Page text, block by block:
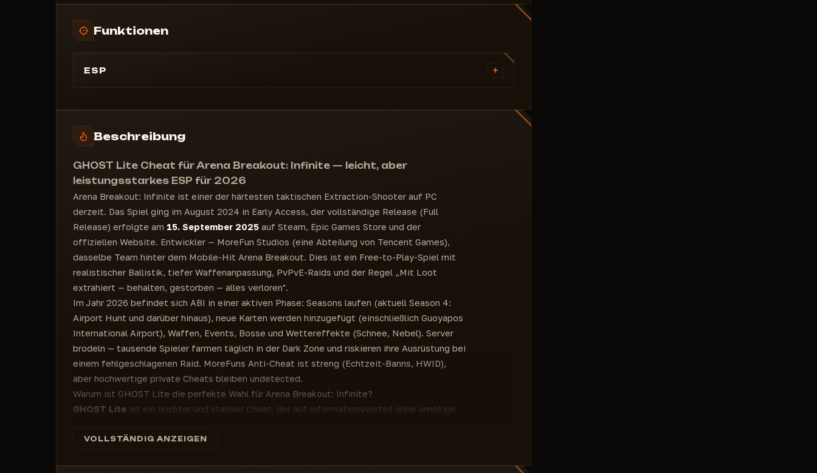
Funktionen
ESP +
ESP für Bots
ESP für Leichen
Gruppe
Beschreibung
GHOST Lite Cheat für Arena Breakout: Infinite — leicht, aber
leistungsstarkes ESP für 2026
Arena Breakout: Infinite ist einer der härtesten taktischen Extraction-Shooter auf PC
derzeit. Das Spiel ging im August 2024 in Early Access, der vollständige Release (Full
Release) erfolgte am 15. September 2025 auf Steam, Epic Games Store und der
offiziellen Website. Entwickler — MoreFun Studios (eine Abteilung von Tencent Games),
dasselbe Team hinter dem Mobile-Hit Arena Breakout. Dies ist ein Free-to-Play-Spiel mit
realistischer Ballistik, tiefer Waffenanpassung, PvPvE-Raids und der Regel „Mit Loot
extrahiert — behalten, gestorben — alles verloren".
Im Jahr 2026 befindet sich ABI in einer aktiven Phase: Seasons laufen (aktuell Season 4:
Airport Hunt und darüber hinaus), neue Karten werden hinzugefügt (einschließlich Guoyapos
International Airport), Waffen, Events, Bosse und Wettereffekte (Schnee, Nebel). Server
brodeln — tausende Spieler farmen täglich in der Dark Zone und riskieren ihre Ausrüstung bei
einem fehlgeschlagenen Raid. MoreFuns Anti-Cheat ist streng (Echtzeit-Banns, HWID),
aber hochwertige private Cheats bleiben undetected.
Warum ist GHOST Lite die perfekte Wahl für Arena Breakout: Infinite?
GHOST Lite ist ein leichter und stabiler Cheat, der auf Informationsvorteil ohne unnötige
fokussiert sich auf ESP — die meistgefragte Funktion in Extraction-Shootern. Damit sehen
Aimbot, sondern ein intelligentes Tool für Taktiker, die überleben und mit Top-Loot jeden
VOLLSTÄNDIG ANZEIGEN